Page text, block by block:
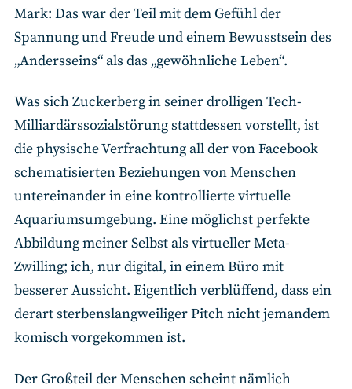
Mark: Das war der Teil mit dem Gefühl der
Spannung und Freude und einem Bewusstsein des
„Andersseins“ als das „gewöhnliche Leben“.
Was sich Zuckerberg in seiner drolligen Tech-
Milliardärssozialstörung stattdessen vorstellt, ist
die physische Verfrachtung all der von Facebook
schematisierten Beziehungen von Menschen
untereinander in eine kontrollierte virtuelle
Aquariumsumgebung. Eine möglichst perfekte
Abbildung meiner Selbst als virtueller Meta-
Zwilling; ich, nur digital, in einem Büro mit
besserer Aussicht. Eigentlich verblüffend, dass ein
derart sterbenslangweiliger Pitch nicht jemandem
komisch vorgekommen ist.
Der Großteil der Menschen scheint nämlich